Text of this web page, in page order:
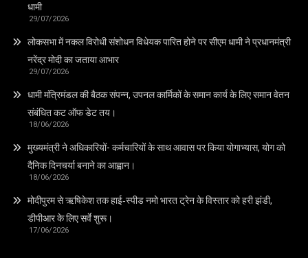
धामी
29/07/2026
लोकसभा में नकल विरोधी संशोधन विधेयक पारित होने पर सीएम धामी ने प्रधानमंत्री
नरेंद्र मोदी का जताया आभार
29/07/2026
धामी मंत्रिमंडल की बैठक संपन्न, उपनल कार्मिकों के समान कार्य के लिए समान वेतन
संबंधित कट ऑफ डेट तय।
18/06/2026
मुख्यमंत्री ने अधिकारियों- कर्मचारियों के साथ आवास पर किया योगाभ्यास, योग को
दैनिक दिनचर्या बनाने का आह्वान।
18/06/2026
मोदीपुरम से ऋषिकेश तक हाई‑स्पीड नमो भारत ट्रेन के विस्तार को हरी झंडी,
डीपीआर के लिए सर्वे शुरू।
17/06/2026